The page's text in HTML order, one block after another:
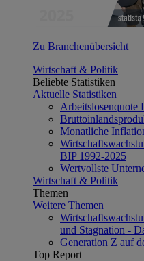
Zu Branchenübersicht
Wirtschaft & Politik
Beliebte Statistiken
Aktuelle Statistiken
Arbeitslosenquote
Monatliche
BIP 1992-2025
Wertvollste
Wirtschaft & Politik
Themen
Weitere Themen
und Stagnation -
Generation Z auf
Top Report